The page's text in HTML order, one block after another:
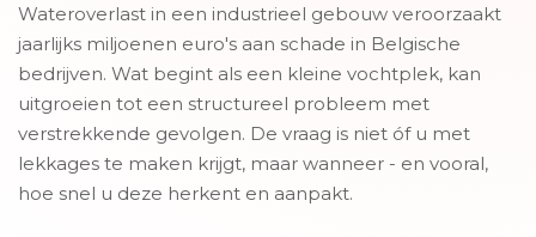
Wateroverlast in een industrieel gebouw veroorzaakt
jaarlijks miljoenen euro's aan schade in Belgische
bedrijven. Wat begint als een kleine vochtplek, kan
uitgroeien tot een structureel probleem met
verstrekkende gevolgen. De vraag is niet óf u met
lekkages te maken krijgt, maar wanneer - en vooral,
hoe snel u deze herkent en aanpakt.